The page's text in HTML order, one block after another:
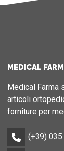
MEDICAL
Medical Farma
articoli
forniture per
(+39)